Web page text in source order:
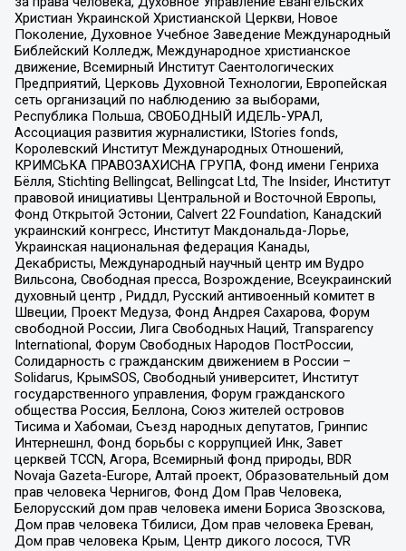
Христиан Украинской Христианской Церкви, Новое
Поколение, Духовное Учебное Заведение Международный
Библейский Колледж, Международное христианское
движение, Всемирный Институт Саентологических
Предприятий, Церковь Духовной Технологии, Европейская
сеть организаций по наблюдению за выборами,
Республика Польша, СВОБОДНЫЙ ИДЕЛЬ-УРАЛ,
Ассоциация развития журналистики, IStories fonds,
Королевский Институт Международных Отношений,
КРИМСЬКА ПРАВОЗАХИСНА ГРУПА, Фонд имени Генриха
Бёлля, Stichting Bellingcat, Bellingcat Ltd, The Insider, Институт
правовой инициативы Центральной и Восточной Европы,
Фонд Открытой Эстонии, Calvert 22 Foundation, Канадский
украинский конгресс, Институт Макдональда-Лорье,
Украинская национальная федерация Канады,
Декабристы, Международный научный центр им Вудро
Вильсона, Свободная пресса, Возрождение, Всеукраинский
духовный центр , Риддл, Русский антивоенный комитет в
Швеции, Проект Медуза, Фонд Андрея Сахарова, Форум
свободной России, Лига Свободных Наций, Transparеncy
International, Форум Свободных Народов ПостРоссии,
Солидарность с гражданским движением в России –
Solidarus, КрымSOS, Свободный университет, Институт
государственного управления, Форум гражданского
общества Россия, Беллона, Союз жителей островов
Тисима и Хабомаи, Съезд народных депутатов, Гринпис
Интернешнл, Фонд борьбы с коррупцией Инк, Завет
церквей TCCN, Агора, Всемирный фонд природы, BDR
Novaja Gazeta-Europe, Алтай проект, Образовательный дом
прав человека Чернигов, Фонд Дом Прав Человека,
Белорусский дом прав человека имени Бориса Звозскова,
Дом прав человека Тбилиси, Дом прав человека Ереван,
Дом прав человека Крым, Центр дикого лосося, TVR